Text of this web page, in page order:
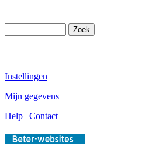
Instellingen
Mijn gegevens
Help | Contact